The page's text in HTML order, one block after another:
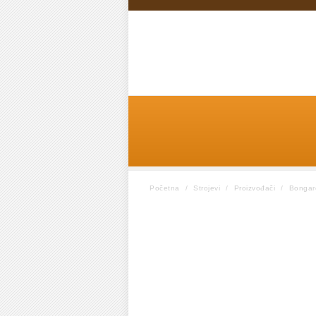
Početna / Strojevi / Proizvođači /